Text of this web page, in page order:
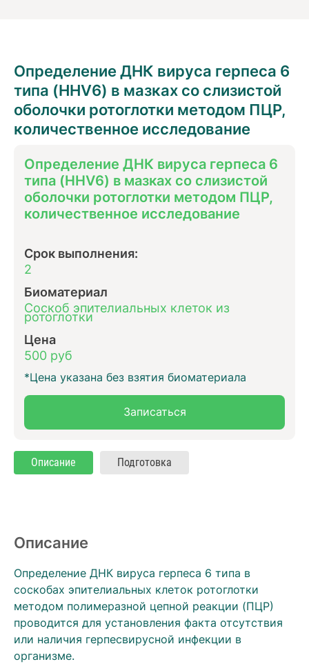
Определение ДНК вируса герпеса 6
типа (HHV6) в мазках со слизистой
оболочки ротоглотки методом ПЦР,
количественное исследование
Определение ДНК вируса герпеса 6
типа (HHV6) в мазках со слизистой
оболочки ротоглотки методом ПЦР,
количественное исследование
Срок выполнения:
2
Биоматериал
Соскоб эпителиальных клеток из
ротоглотки
Цена
500 руб
*Цена указана без взятия биоматериала
Записаться
Описание Подготовка
Описание
Определение ДНК вируса герпеса 6 типа в
соскобах эпителиальных клеток ротоглотки
методом полимеразной цепной реакции (ПЦР)
проводится для установления факта отсутствия
или наличия герпесвирусной инфекции в
организме.